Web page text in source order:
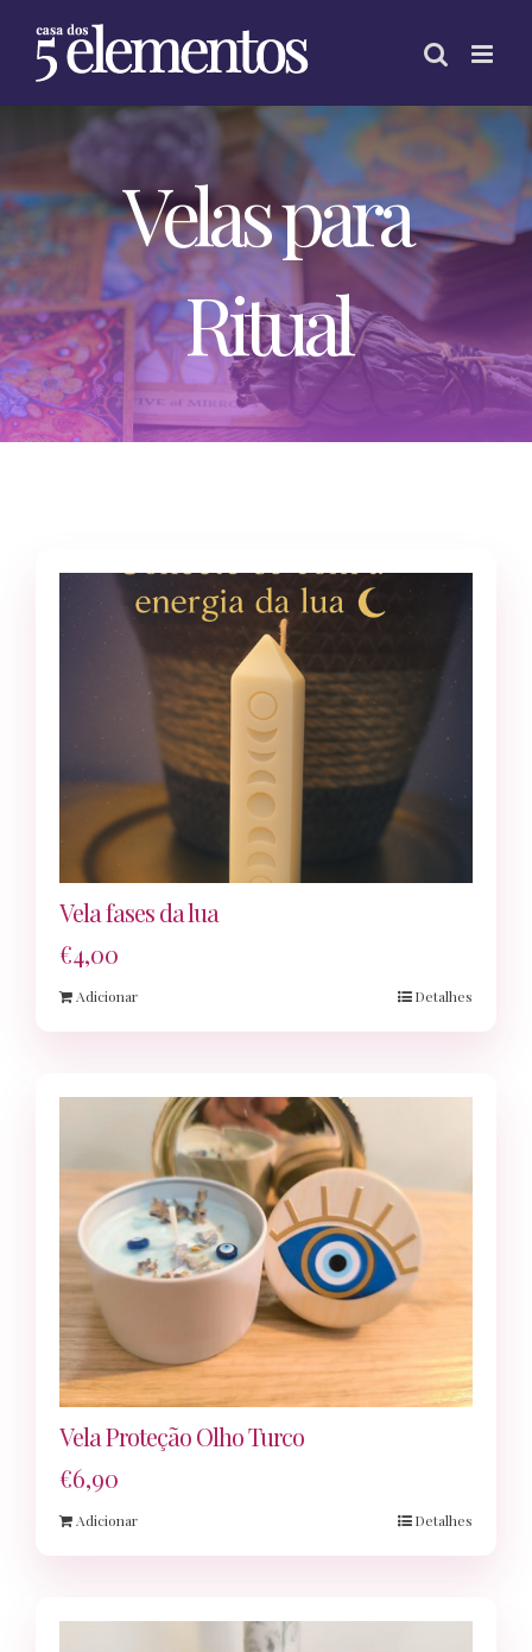
content
Velas para
Ritual
Vela fases da lua
€4,00
Adicionar Detalhes
Vela Proteção Olho Turco
€6,90
Adicionar Detalhes